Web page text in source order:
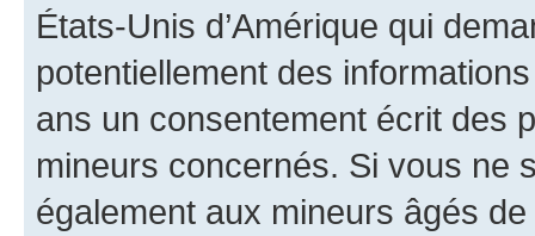
États-Unis d’Amérique qui
potentiellement des
ans un consentement écrit des
mineurs concernés. Si vous ne
également aux mineurs âgés